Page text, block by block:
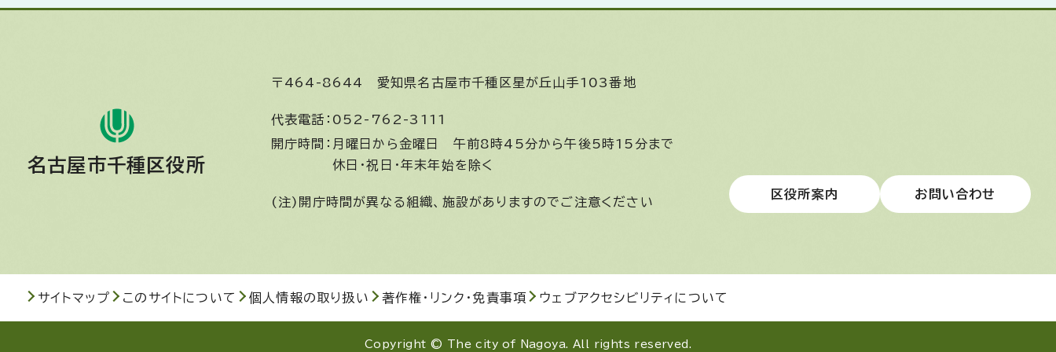
名古屋市千種区役所
〒464-8644 愛知県名古屋市千種区星が丘山手103番地
代表電話： 052-762-3111
開庁時間： 月曜日から金曜日 午前8時45分から午後5時15分まで
休日・祝日・年末年始を除く
(注)開庁時間が異なる組織、施設がありますのでご注意ください
区役所案内 お問い合わせ
サイトマップ このサイトについて 個人情報の取り扱い 著作権・リンク・免責事項 ウェブアクセシビリティについて
Copyright © The city of Nagoya. All rights reserved.